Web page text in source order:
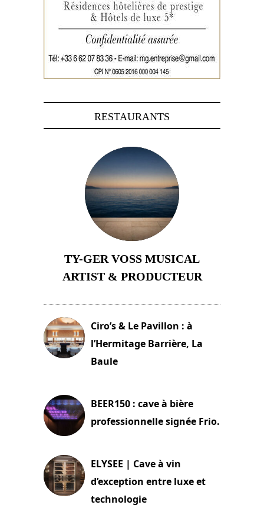
RESTAURANTS
TY-GER VOSS MUSICAL
ARTIST & PRODUCTEUR
Ciro’s & Le Pavillon : à
l’Hermitage Barrière, La
Baule
BEER150 : cave à bière
professionnelle signée Frio.
ELYSEE | Cave à vin
d’exception entre luxe et
technologie